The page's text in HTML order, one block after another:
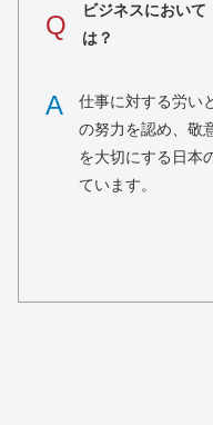
Q
ビジネスにおい
は？
A
仕事に対する労い
の努力を認め、敬
を大切にする日本
ています。